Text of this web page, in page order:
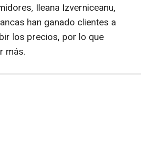
Ileana Izverniceanu,
han ganado clientes a
los precios, por lo que
más.